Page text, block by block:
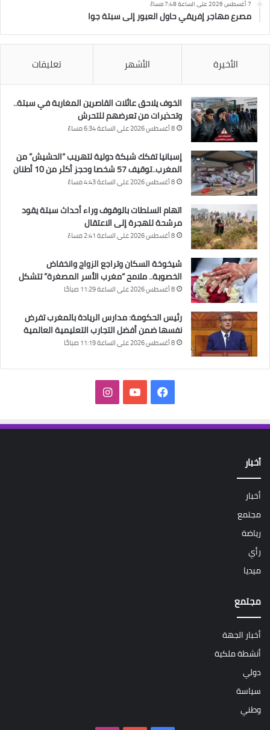
7 أغسطس 2026 على الساعة 7:48 مساءً
مصرع مهاجر إفريقي حاول العبور إلى سبتة جوا
الأخيرة الأشهر تعليقات
الخوف يلاحق عائلات القاصرين المغاربة في سبتة..
وتحذيرات من تعرضهم للتحرش
8 أغسطس 2026 على الساعة 6:34 مساءً
إسبانيا تفكك شبكة دولية لتهريب “الحشيش” من
المغرب..توقيف 57 شخصا وحجز أكثر من 10 أطنان
8 أغسطس 2026 على الساعة 4:43 مساءً
اتهام السلطات بالوقوف وراء أحداث سبتة يقود
مرشحة للهجرة إلى الاعتقال
8 أغسطس 2026 على الساعة 2:41 مساءً
شيخوخة السكان وتراجع الزواج وانخفاض
الخصوبة.. ملامح “مغرب الأسر المصغرة” تتشكل
8 أغسطس 2026 على الساعة 11:29 صباحًا
رئيس الحكومة: مدارس الريادة بالمغرب تفرض
نفسها ضمن أفضل التجارب التعليمية العالمية
8 أغسطس 2026 على الساعة 11:19 صباحًا
فيسبوك‫YouTubeانستقرام
أخبار
أخبار
مجتمع
رياضة
رأي
ميديا
مجتمع
أخبار الجهة
أنشطة ملكية
دولي
سياسة
وطني